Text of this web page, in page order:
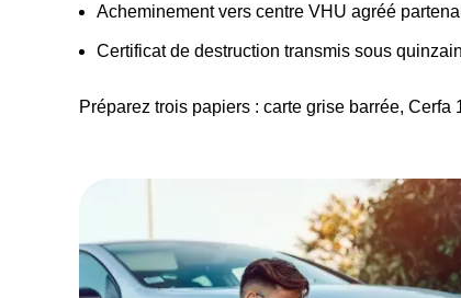
Acheminement vers centre VHU agréé
Certificat de destruction transmis sous
Préparez trois papiers : carte grise barrée,